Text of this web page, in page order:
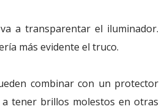
a transparentar el iluminador.
más evidente el truco.
combinar con un protector
tener brillos molestos en otras